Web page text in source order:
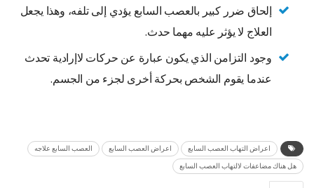
إلحاق ضرر كبير بالعصب السابع يؤدي إلى تلفه، وهذا يجعل
العلاج لا يؤثر عليه مهما حدث.
وجود التزامن الذي يكون عبارة عن حركات لاإرادية تحدث
عندما يقوم الشخص بحركة أخرى لجزء من الجسم.
اعراض التهاب العصب السابع اعراض العصب السابع العصب السابع علاجه
هل هناك مضاعفات لالتهاب العصب السابع